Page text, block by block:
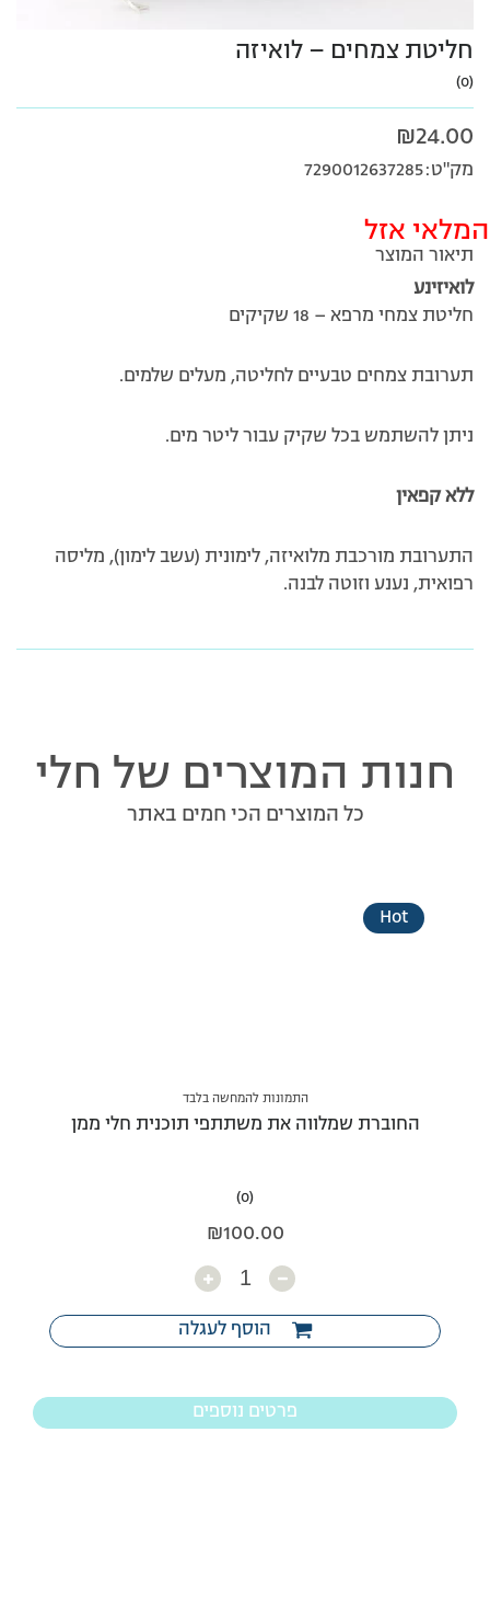
חליטת צמחים – לואיזה
(0)
₪24.00
מק"ט:7290012637285
המלאי אזל
תיאור המוצר
לואיזינע
חליטת צמחי מרפא – 18 שקיקים
תערובת צמחים טבעיים לחליטה, מעלים שלמים.
ניתן להשתמש בכל שקיק עבור ליטר מים.
ללא קפאין
התערובת מורכבת מלואיזה, לימונית (עשב לימון), מליסה
רפואית, נענע וזוטה לבנה.
חנות המוצרים של חלי
כל המוצרים הכי חמים באתר
Hot
התמונות להמחשה בלבד
החוברת שמלווה את משתתפי תוכנית חלי ממן
(0)
₪100.00
כמות
הוסף לעגלה
פרטים נוספים